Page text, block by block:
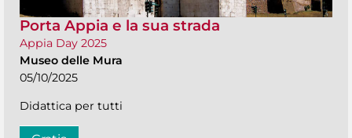
Porta Appia e la sua strada
Appia Day 2025
Museo delle Mura
05/10/2025
Didattica per tutti